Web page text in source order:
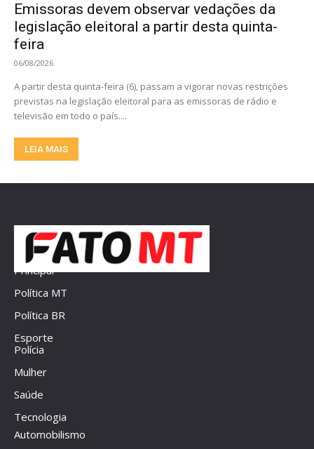
Emissoras devem observar vedações da
legislação eleitoral a partir desta quinta-
feira
06/08/2026
A partir desta quinta-feira (6), passam a vigorar novas restrições
previstas na legislação eleitoral para as emissoras de rádio e
televisão em todo o país....
LEIA MAIS
Principal
Política MT
Política BR
Esporte
Polícia
Mulher
Saúde
Tecnologia
Automobilismo